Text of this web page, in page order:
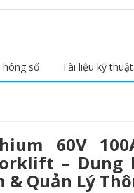
số Tài liệu kỹ thuật
60V
– Dung
& Quản Lý